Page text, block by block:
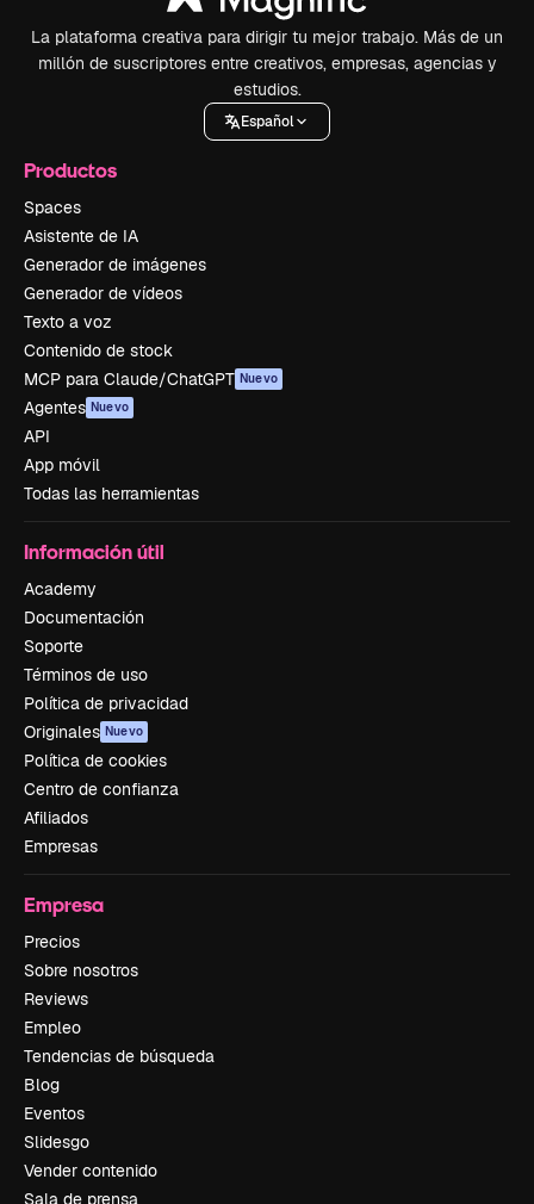
La plataforma creativa para dirigir tu mejor trabajo. Más de un
millón de suscriptores entre creativos, empresas, agencias y
estudios.
Español
Productos
Spaces
Asistente de IA
Generador de imágenes
Generador de vídeos
Texto a voz
Contenido de stock
MCP para Claude/ChatGPT Nuevo
Agentes Nuevo
API
App móvil
Todas las herramientas
Información útil
Academy
Documentación
Soporte
Términos de uso
Política de privacidad
Originales Nuevo
Política de cookies
Centro de confianza
Afiliados
Empresas
Empresa
Precios
Sobre nosotros
Reviews
Empleo
Tendencias de búsqueda
Blog
Eventos
Slidesgo
Vender contenido
Sala de prensa